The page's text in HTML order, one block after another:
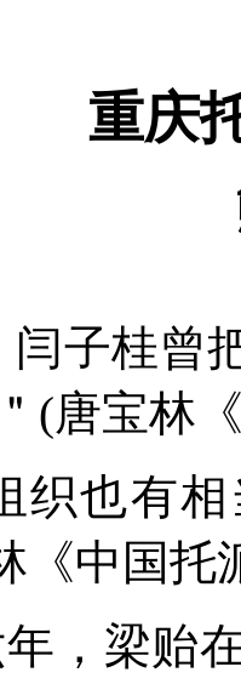
重庆
闫子桂曾
(唐宝林
织也有
《中国托
，梁贻